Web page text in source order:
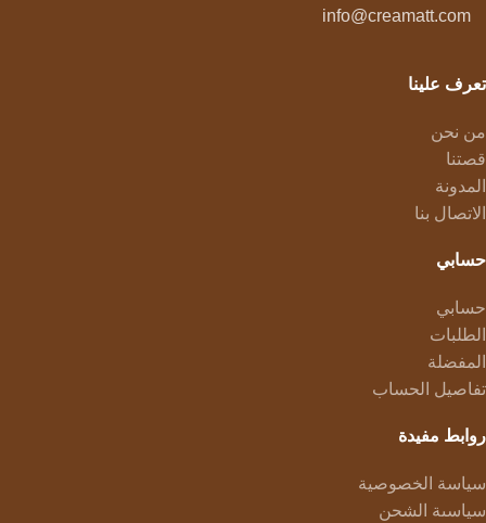
info@creamatt.com
تعرف علينا
من نحن
قصتنا
المدونة
الاتصال بنا
حسابي
حسابي
الطلبات
المفضلة
تفاصيل الحساب
روابط مفيدة
سياسة الخصوصية
سياسىة الشحن